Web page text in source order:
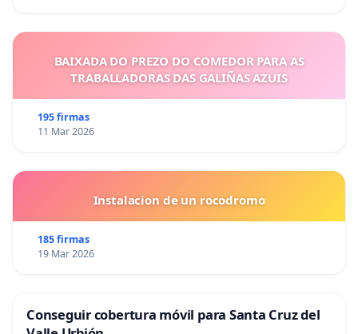
BAIXADA DO PREZO DO COMEDOR PARA AS
TRABALLADORAS DAS GALIÑAS AZUIS
195 firmas
11 Mar 2026
Instalacion de un rocodromo
185 firmas
19 Mar 2026
Conseguir cobertura móvil para Santa Cruz del